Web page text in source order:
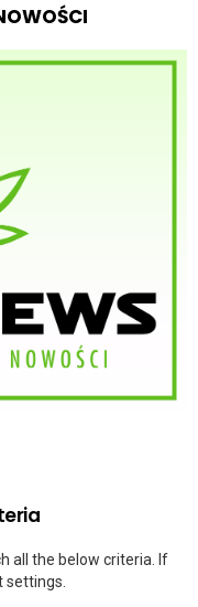
all the below criteria. If
settings.